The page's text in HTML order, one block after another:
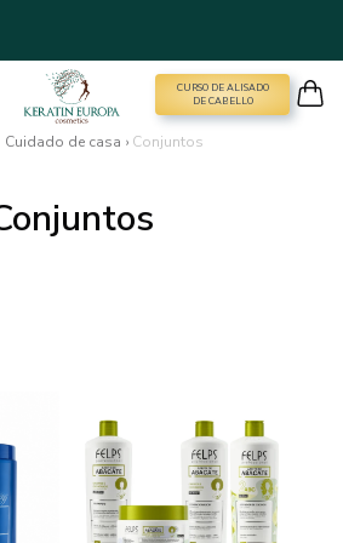
CURSO DE ALISADO
DE CABELLO
Cuidado de casa › Conjuntos